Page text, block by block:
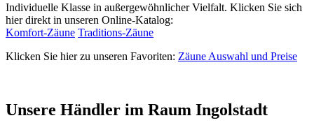
Individuelle Klasse in außergewöhnlicher Vielfalt. Klicken Sie sich
hier direkt in unseren Online-Katalog:
Komfort-Zäune Traditions-Zäune
Klicken Sie hier zu unseren Favoriten: Zäune Auswahl und Preise
Unsere Händler im Raum Ingolstadt